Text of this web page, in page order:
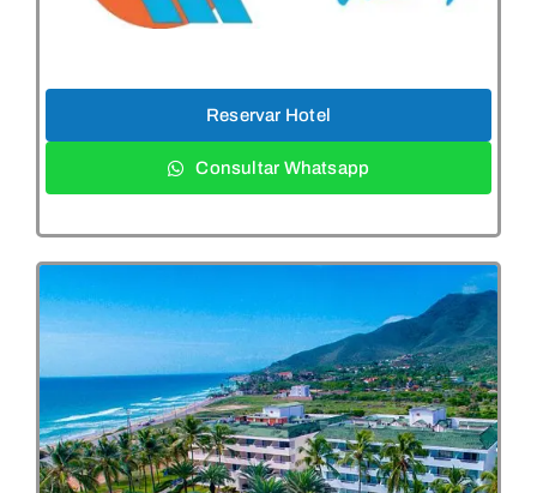
Reservar Hotel
Consultar Whatsapp